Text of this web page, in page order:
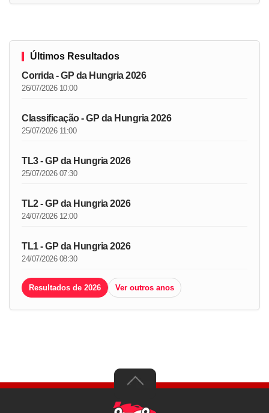
Últimos Resultados
Corrida - GP da Hungria 2026
26/07/2026 10:00
Classificação - GP da Hungria 2026
25/07/2026 11:00
TL3 - GP da Hungria 2026
25/07/2026 07:30
TL2 - GP da Hungria 2026
24/07/2026 12:00
TL1 - GP da Hungria 2026
24/07/2026 08:30
Resultados de 2026 Ver outros anos